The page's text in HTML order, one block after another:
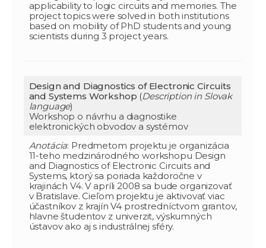
applicability to logic circuits and memories. The
project topics were solved in both institutions
based on mobility of PhD students and young
scientists during 3 project years.
Design and Diagnostics of Electronic Circuits
and Systems Workshop (Description in Slovak
language)
Workshop o návrhu a diagnostike
elektronických obvodov a systémov
Anotácia: Predmetom projektu je organizácia
11-teho medzinárodného workshopu Design
and Diagnostics of Electronic Circuits and
Systems, ktorý sa poriada každoročne v
krajinách V4. V apríli 2008 sa bude organizovať
v Bratislave. Cieľom projektu je aktivovať viac
účastníkov z krajín V4 prostredníctvom grantov,
hlavne študentov z univerzit, výskumných
ústavov ako aj s industrálnej sféry.